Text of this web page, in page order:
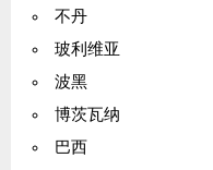
不丹
玻利维亚
波黑
博茨瓦纳
巴西